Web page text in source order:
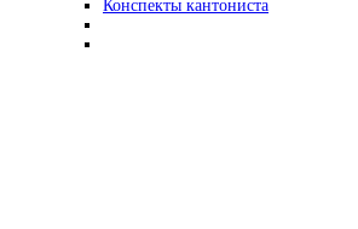
Конспекты кантониста